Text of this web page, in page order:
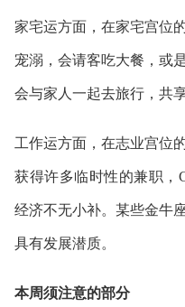
家宅运方面，在家宅宫位
宠溺，会请客吃大餐，或
会与家人一起去旅行，共
工作运方面，在志业宫位
获得许多临时性的兼职，
经济不无小补。某些金牛
具有发展潜质。
本周须注意的部分